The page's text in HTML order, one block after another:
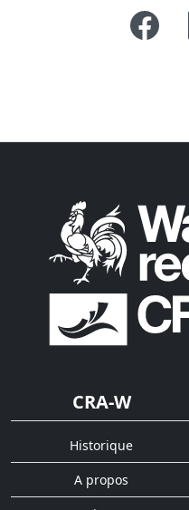
CRA-W
Historique
A propos